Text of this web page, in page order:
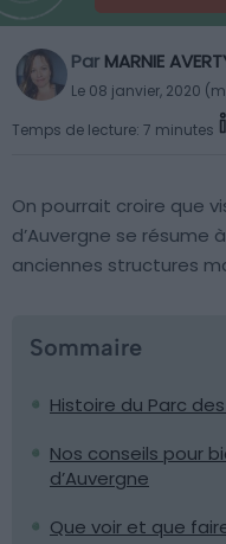
Par MARNIE
Le 08 janvier, 2020
Temps de lecture: 7 minutes
On pourrait croire que
d’Auvergne se résume
anciennes structures
Sommaire
Histoire du Parc
Nos conseils pour
d’Auvergne
Que voir et que